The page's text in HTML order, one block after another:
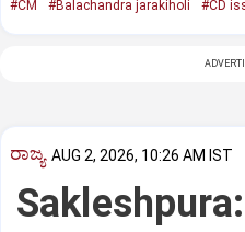
#CM #Balachandra jarakiholi #CD
ರಾಜ್ಯ AUG 2, 2026, 10:26 AM IST